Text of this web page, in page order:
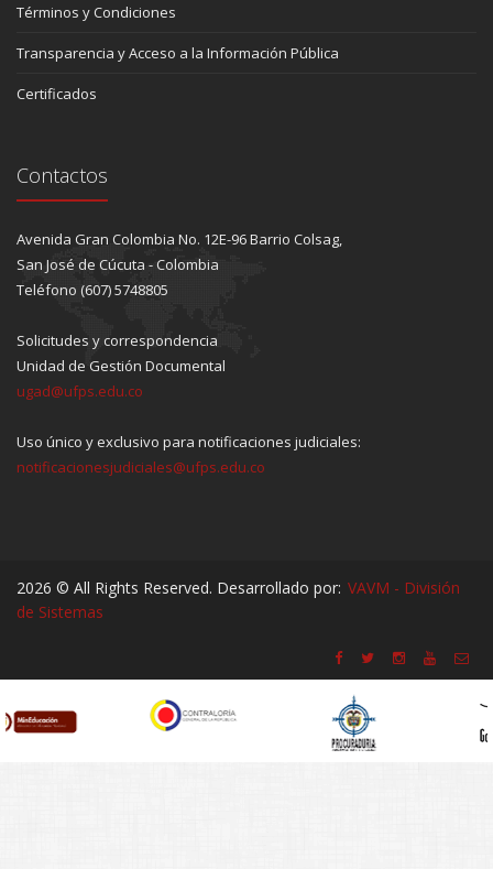
Términos y Condiciones
Transparencia y Acceso a la Información Pública
Certificados
Contactos
Avenida Gran Colombia No. 12E-96 Barrio Colsag,
San José de Cúcuta - Colombia
Teléfono (607) 5748805
Solicitudes y correspondencia
Unidad de Gestión Documental
ugad@ufps.edu.co
Uso único y exclusivo para notificaciones judiciales:
notificacionesjudiciales@ufps.edu.co
2026 © All Rights Reserved. Desarrollado por: VAVM - División
de Sistemas